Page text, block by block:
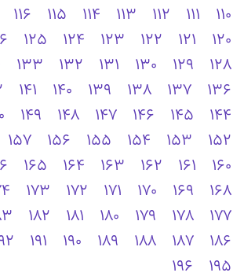
110
111
112
113
114
115
116
120
121
122
123
124
125
128
129
130
131
132
133
136
137
138
139
140
141
144
145
146
147
148
149
152
153
154
155
156
157
160
161
162
163
164
165
168
169
170
171
172
173
177
178
179
180
181
182
186
187
188
189
190
191
195
196